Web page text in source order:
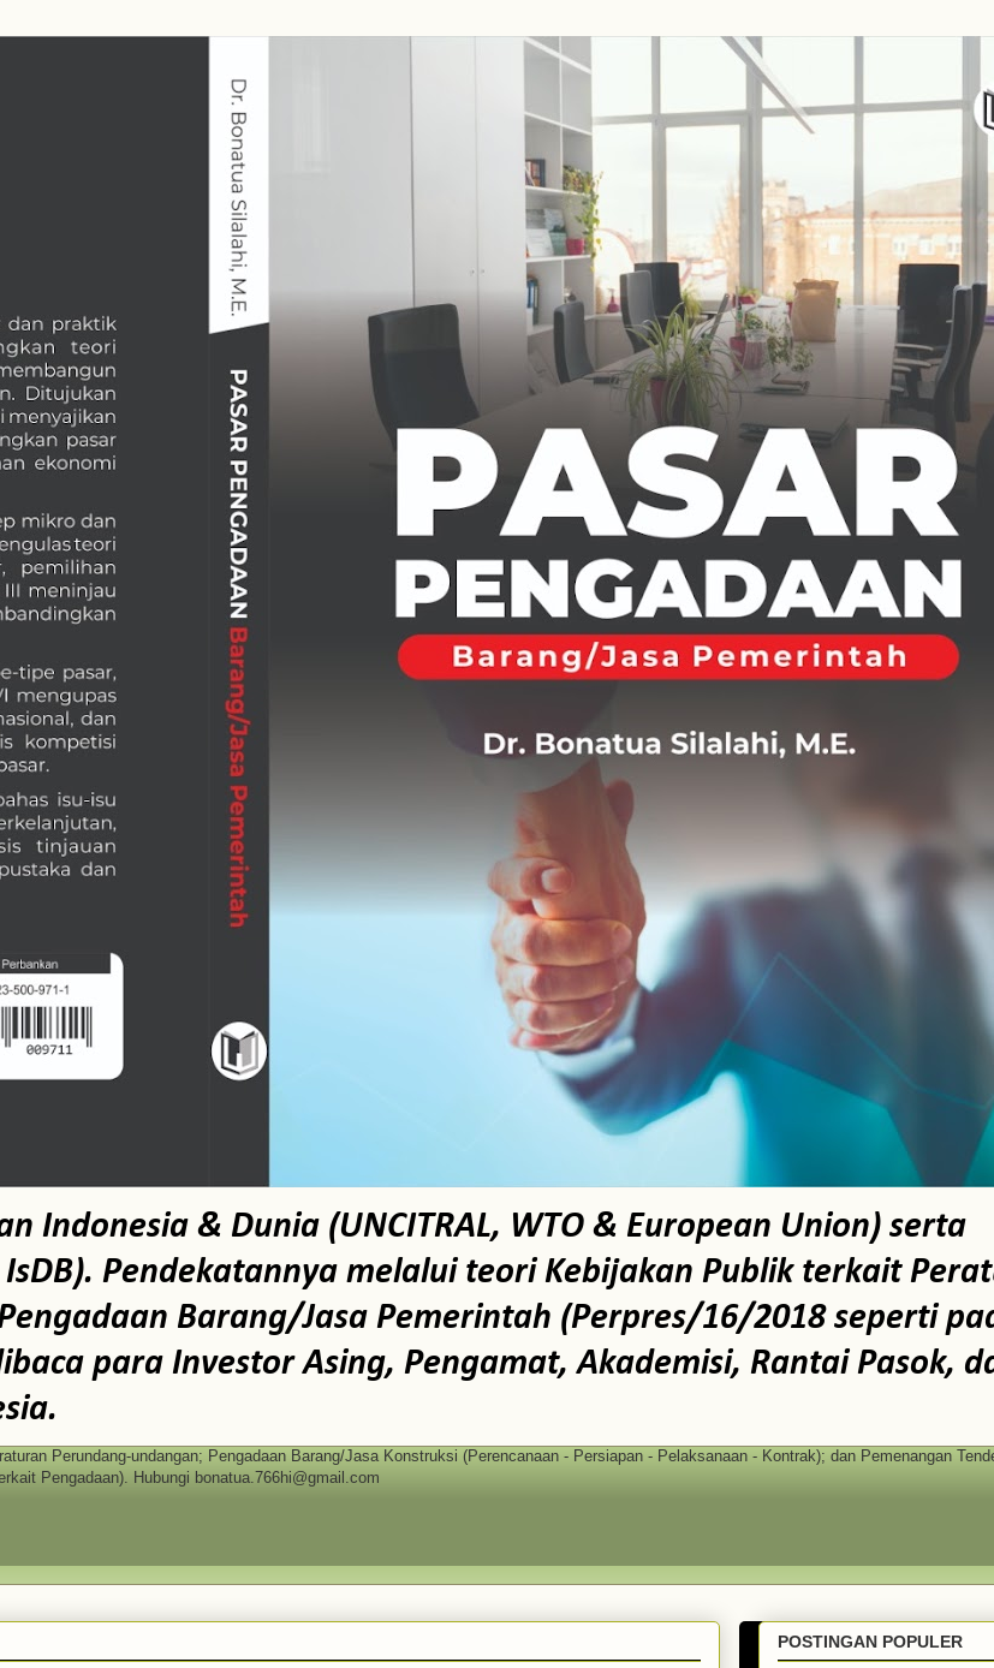
Indonesia & Dunia (UNCITRAL, WTO & European Union) serta
Pendekatannya melalui teori Kebijakan Publik terkait
Barang/Jasa Pemerintah (Perpres/16/2018 seperti
para Investor Asing, Pengamat, Akademisi, Rantai Pasok,
Perundang-undangan; Pengadaan Barang/Jasa Konstruksi (Perencanaan - Persiapan - Pelaksanaan - Kontrak); dan Pemenangan
Pengadaan). Hubungi bonatua.766hi@gmail.com
POSTINGAN POPULER